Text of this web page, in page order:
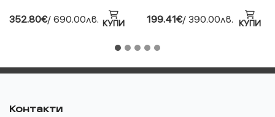
352.80€/ 690.00лв. КУПИ 199.41€/ 390.00лв. КУПИ
Контакти